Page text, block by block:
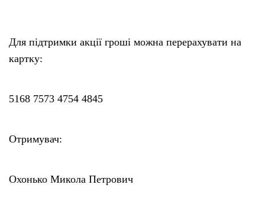
Для підтримки акції гроші можна перерахувати на
картку:
5168 7573 4754 4845
Отримувач:
Охонько Микола Петрович